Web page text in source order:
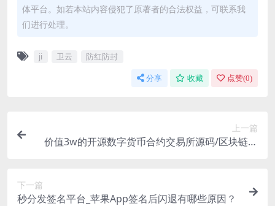
体平台。如若本站内容侵犯了原著者的合法权益，可联系我
们进行处理。
ji 卫云 防红防封
分享 收藏 点赞(0)
上一篇
价值3w的开源数字货币合约交易所源码/区块链交
下一篇
秒分发签名平台_苹果App签名后闪退有哪些原因？